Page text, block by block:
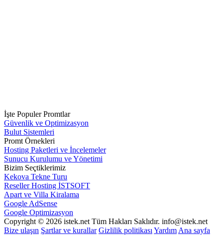
İşte Populer Promtlar
Güvenlik ve Optimizasyon
Bulut Sistemleri
Promt Örnekleri
Hosting Paketleri ve İncelemeler
Sunucu Kurulumu ve Yönetimi
Bizim Seçtiklerimiz
Kekova Tekne Turu
Reseller Hosting İSTSOFT
Apart ve Villa Kiralama
Google AdSense
Google Optimizasyon
Copyright © 2026 istek.net Tüm Hakları Saklıdır. info@istek.net
Bize ulaşın Şartlar ve kurallar Gizlilik politikası Yardım Ana sayfa